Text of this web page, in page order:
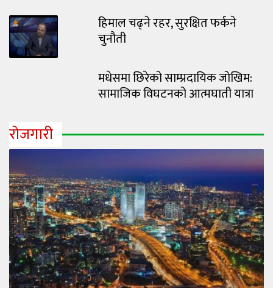
हिमाल चढ्ने रहर, सुरक्षित फर्कने
चुनौती
मधेसमा छिरेको साम्प्रदायिक जोखिम:
सामाजिक विघटनको आत्मघाती यात्रा
रोजगारी